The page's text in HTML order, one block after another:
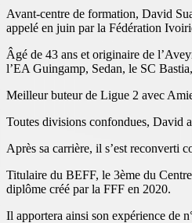
Avant-centre de formation, David
appelé en juin par la Fédération
Âgé de 43 ans et originaire de
l’EA Guingamp, Sedan, le SC
Meilleur buteur de Ligue 2 avec
Toutes divisions confondues, David
Après sa carrière, il s’est reconverti
Titulaire du BEFF, le 3ème du
diplôme créé par la FFF en 2020.
Il apportera ainsi son expérience de